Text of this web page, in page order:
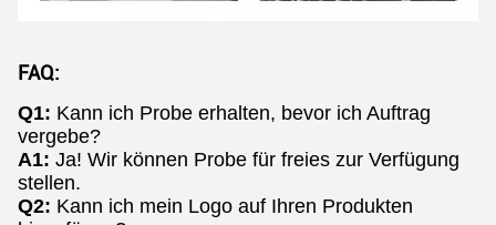
FAQ:
Q1: Kann ich Probe erhalten, bevor ich Auftrag
vergebe?
A1: Ja! Wir können Probe für freies zur Verfügung
stellen.
Q2: Kann ich mein Logo auf Ihren Produkten